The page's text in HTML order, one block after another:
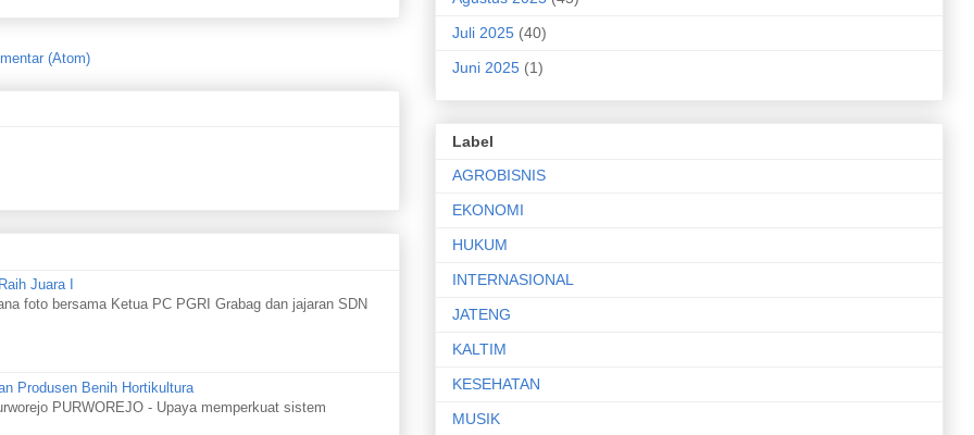
Kampung Kawe - Papua Pegunungan
dan Penguatan Ketahanan Pangan
Bintang
Sekolah Terdampak Bencana
(Atom)
Juara I
foto bersama Ketua PC PGRI Grabag dan jajaran SDN
Produsen Benih Hortikultura
PURWOREJO - Upaya memperkuat sistem
Juli 2025 (40)
Juni 2025 (1)
Label
AGROBISNIS
EKONOMI
HUKUM
INTERNASIONAL
JATENG
KALTIM
KESEHATAN
MUSIK